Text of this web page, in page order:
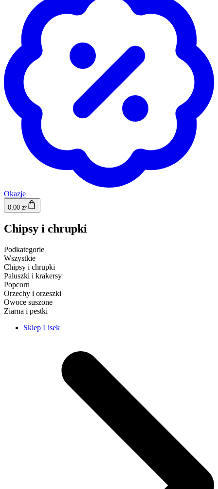
Okazje
0,00 zł
Chipsy i chrupki
Podkategorie
Wszystkie
Chipsy i chrupki
Paluszki i krakersy
Popcorn
Orzechy i orzeszki
Owoce suszone
Ziarna i pestki
Sklep Lisek